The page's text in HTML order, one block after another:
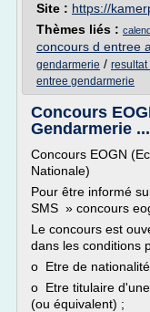
Site : https://
Thèmes liés :
concours d entree
gendarmerie /
entree gendarmerie
Concours
Gendarmerie ...
Concours EOGN
Nationale)
Pour être informé
SMS » concours
Le concours est
dans les conditions
o Etre de
o Etre titulaire
(ou équivalent) ;